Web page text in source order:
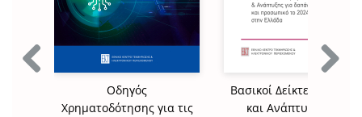
Οδηγός
Χρηματοδότησης για τις
Βασικοί Δείκτες
και Ανάπτυξης για